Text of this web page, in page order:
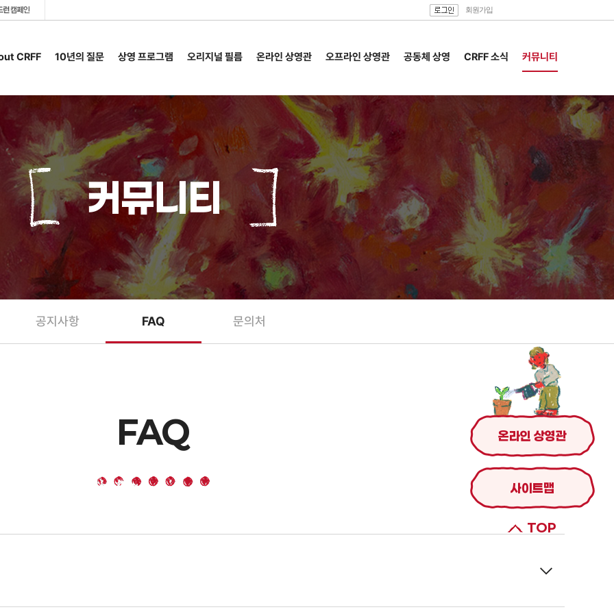
회원가입
CRFF 10년의 질문 상영 프로그램 오리지널 필름 온라인 상영관 오프라인 상영관 공동체 상영 CRFF 소식 커뮤니티
온라인 상영관
사이트맵
TOP
커뮤니티
공지사항 FAQ 문의처
FAQ